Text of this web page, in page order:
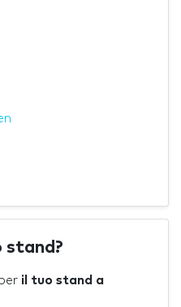
stand?
il tuo stand a